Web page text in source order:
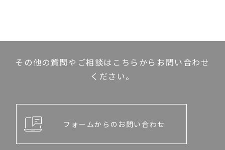
その他の質問やご相談はこちらからお問い合わせ
ください。
フォームからのお問い合わせ